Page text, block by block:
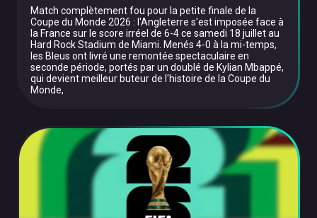
Match complètement fou pour la petite finale de la
Coupe du Monde 2026 : l'Angleterre s'est imposée face à
la France sur le score irréel de 6-4 ce samedi 18 juillet au
Hard Rock Stadium de Miami. Menés 4-0 à la mi-temps,
les Bleus ont livré une remontée spectaculaire en
seconde période, portés par un doublé de Kylian Mbappé,
qui devient meilleur buteur de l'histoire de la Coupe du
Monde,